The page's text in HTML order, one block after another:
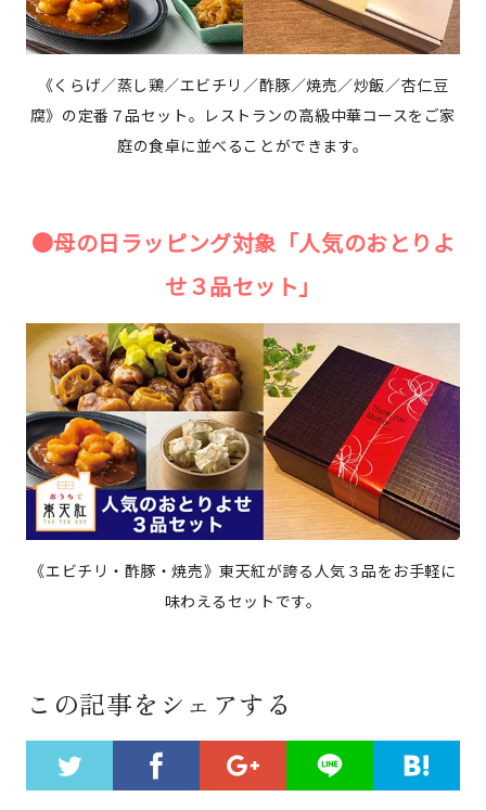
《くらげ／蒸し鶏／エビチリ／酢豚／焼売／炒飯／杏仁豆
腐》の定番７品セット。レストランの高級中華コースをご家
庭の食卓に並べることができます。
●母の日ラッピング対象「人気のおとりよ
せ３品セット」
《エビチリ・酢豚・焼売》東天紅が誇る人気３品をお手軽に
味わえるセットです。
この記事をシェアする